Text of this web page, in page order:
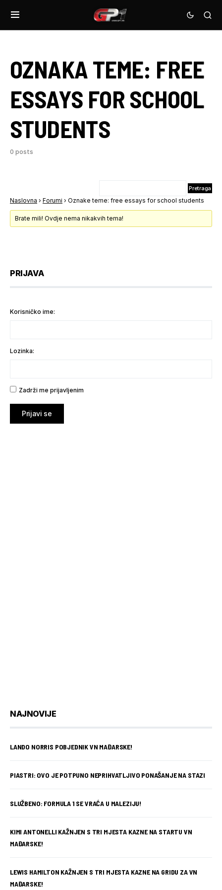
OZNAKA TEME: FREE
ESSAYS FOR SCHOOL
STUDENTS
0 posts
Naslovna › Forumi › Oznake teme: free essays for school students
Brate mili! Ovdje nema nikakvih tema!
PRIJAVA
Korisničko ime:
Lozinka:
Zadrži me prijavljenim
Prijavi se
NAJNOVIJE
LANDO NORRIS POBJEDNIK VN MAĐARSKE!
PIASTRI: OVO JE POTPUNO NEPRIHVATLJIVO PONAŠANJE NA STAZI
SLUŽBENO: FORMULA 1 SE VRAĆA U MALEZIJU!
KIMI ANTONELLI KAŽNJEN S TRI MJESTA KAZNE NA STARTU VN
MAĐARSKE!
LEWIS HAMILTON KAŽNJEN S TRI MJESTA KAZNE NA GRIDU ZA VN
MAĐARSKE!